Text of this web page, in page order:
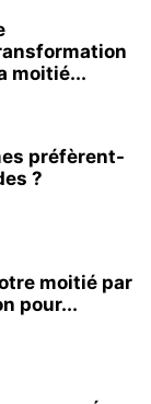
moitié...
préfèrent-
?
moitié par
pour...